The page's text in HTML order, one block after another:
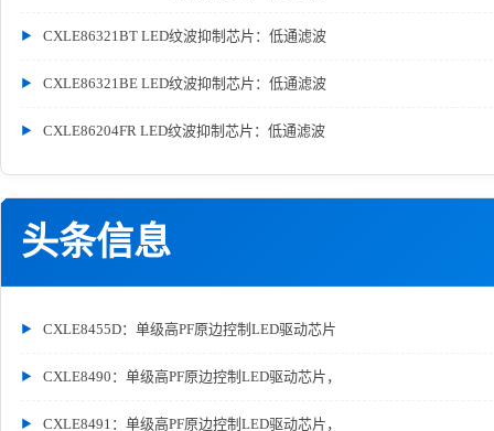
CXLE86321BT LED纹波抑制芯片：低通滤波
CXLE86321BE LED纹波抑制芯片：低通滤波
CXLE86204FR LED纹波抑制芯片：低通滤波
头条信息
CXLE8455D：单级高PF原边控制LED驱动芯片
CXLE8490：单级高PF原边控制LED驱动芯片，
CXLE8491：单级高PF原边控制LED驱动芯片，